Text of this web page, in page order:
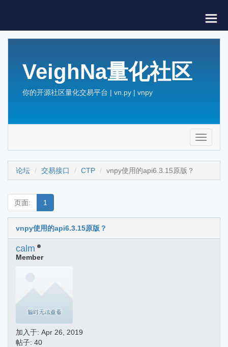
VeighNa量化社区
你的开源社区量化交易平台 | vn.py | vnpy
Toggle
论坛 交易接口 CTP vnpy使用的api6.3.15原版？
页面: 1
vnpy使用的api6.3.15原版？
calm
Member
加入于: Apr 26, 2019
帖子: 40